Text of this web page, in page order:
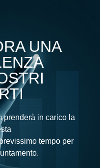
UNA
prenderà in carico la
tempo per